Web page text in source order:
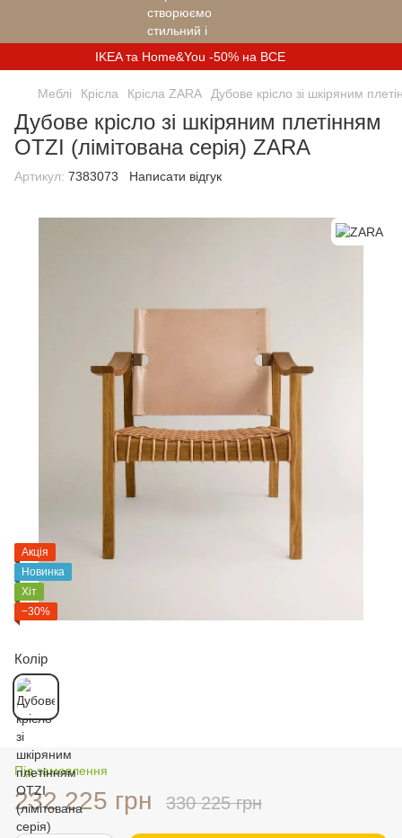
IKEA та Home&You -50% на ВСЕ
Меблі Крісла Крісла ZARA Дубове крісло зі шкіряним
Дубове крісло зі шкіряним плетінням
OTZI (лімітована серія) ZARA
Артикул: 7383073 Написати відгук
Акція
Новинка
Хіт
−30%
Колір
Під замовлення
232 225 грн 330 225 грн